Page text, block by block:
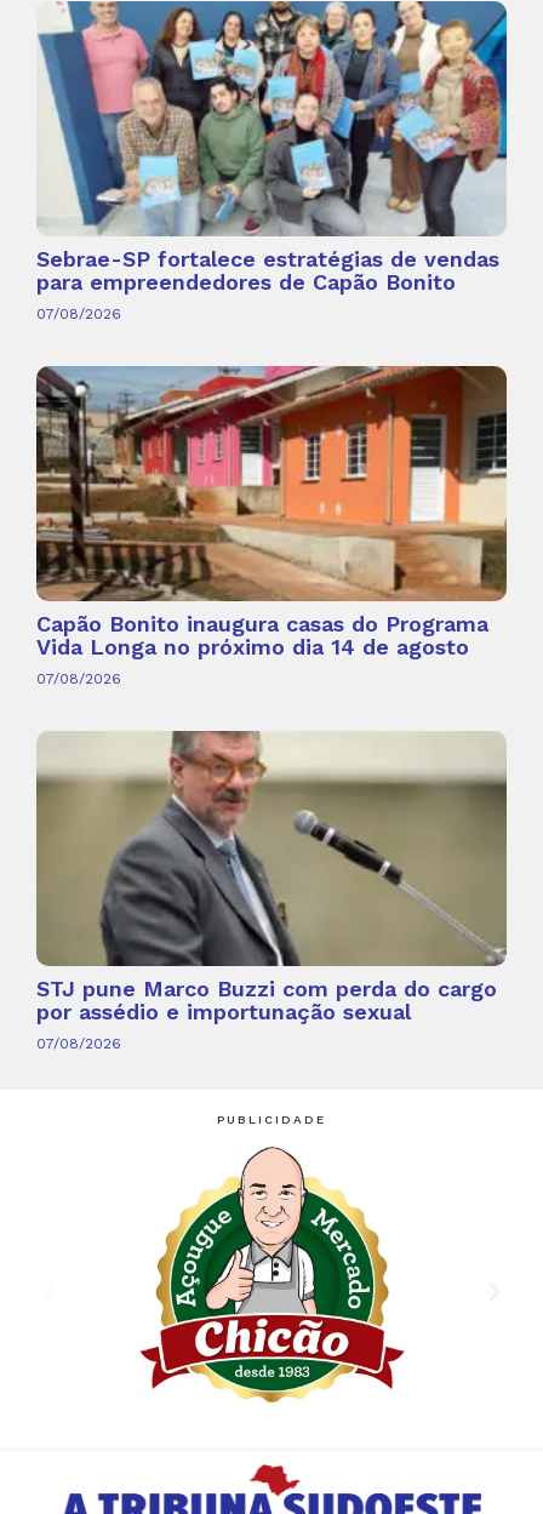
Sebrae-SP fortalece estratégias de vendas
para empreendedores de Capão Bonito
07/08/2026
Capão Bonito inaugura casas do Programa
Vida Longa no próximo dia 14 de agosto
07/08/2026
STJ pune Marco Buzzi com perda do cargo
por assédio e importunação sexual
07/08/2026
PUBLICIDADE